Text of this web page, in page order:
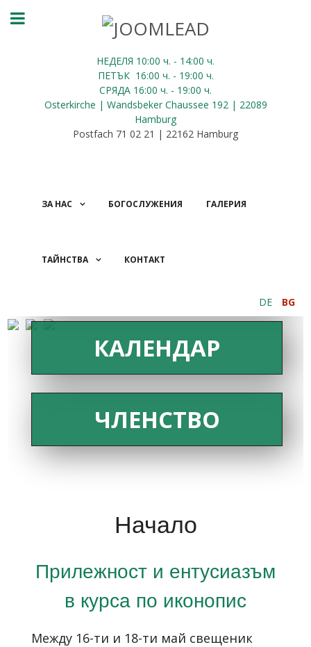
НЕДЕЛЯ 10:00 ч. - 14:00 ч.
ПЕТЪК 16:00 ч. - 19:00 ч.
СРЯДА 16:00 ч. - 19:00 ч.
Osterkirche | Wandsbeker Chaussee 192 | 22089
Hamburg
Postfach 71 02 21 | 22162 Hamburg
ЗА НАС БОГОСЛУЖЕНИЯ ГАЛЕРИЯ
ТАЙНСТВА КОНТАКТ
DE BG
КАЛЕНДАР
ЧЛЕНСТВО
Начало
Прилежност и ентусиазъм
в курса по иконопис
Между 16-ти и 18-ти май свещеник